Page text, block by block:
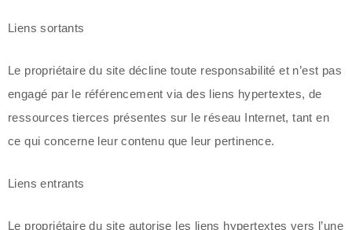
Liens sortants
Le propriétaire du site décline toute responsabilité et n’est pas
engagé par le référencement via des liens hypertextes, de
ressources tierces présentes sur le réseau Internet, tant en
ce qui concerne leur contenu que leur pertinence.
Liens entrants
Le propriétaire du site autorise les liens hypertextes vers l’une